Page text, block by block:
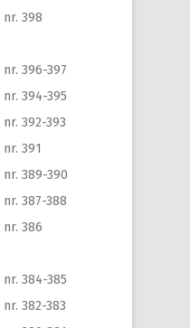
398
396-397
394-395
392-393
391
389-390
387-388
386
384-385
382-383